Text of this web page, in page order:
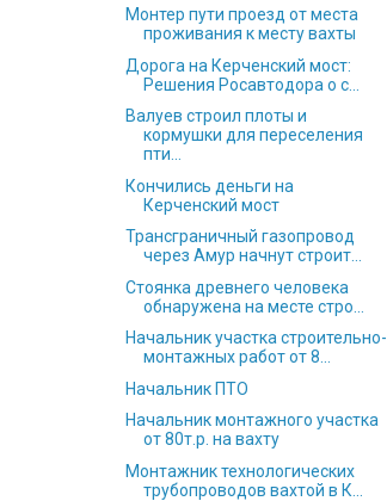
Монтер пути проезд от места
проживания к месту вахты
Дорога на Керченский мост:
Решения Росавтодора о с...
Валуев строил плоты и
кормушки для переселения
пти...
Кончились деньги на
Керченский мост
Трансграничный газопровод
через Амур начнут строит...
Стоянка древнего человека
обнаружена на месте стро...
Начальник участка строительно-
монтажных работ от 8...
Начальник ПТО
Начальник монтажного участка
от 80т.р. на вахту
Монтажник технологических
трубопроводов вахтой в К...